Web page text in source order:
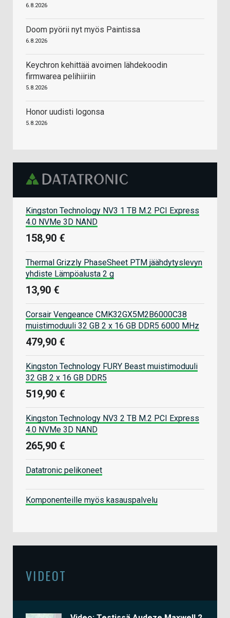
6.8.2026
Doom pyörii nyt myös Paintissa
6.8.2026
Keychron kehittää avoimen lähdekoodin
firmwarea pelihiiriin
5.8.2026
Honor uudisti logonsa
5.8.2026
Kingston Technology NV3 1 TB M.2 PCI Express
4.0 NVMe 3D NAND
158,90 €
Thermal Grizzly PhaseSheet PTM jäähdytyslevyn
yhdiste Lämpöalusta 2 g
13,90 €
Corsair Vengeance CMK32GX5M2B6000C38
muistimoduuli 32 GB 2 x 16 GB DDR5 6000 MHz
479,90 €
Kingston Technology FURY Beast muistimoduuli
32 GB 2 x 16 GB DDR5
519,90 €
Kingston Technology NV3 2 TB M.2 PCI Express
4.0 NVMe 3D NAND
265,90 €
Datatronic pelikoneet
Komponenteille myös kasauspalvelu
VIDEOT